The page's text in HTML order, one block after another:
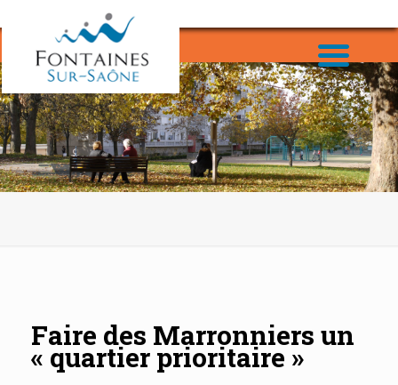
Faire des Marronniers un
« quartier prioritaire »